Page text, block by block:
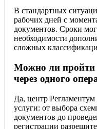
В стандартных
рабочих дней с
документов. Сроки
необходимости
сложных
Можно ли пройти
через одного
Да, центр
услуги: от выбора
документов до
регистрации